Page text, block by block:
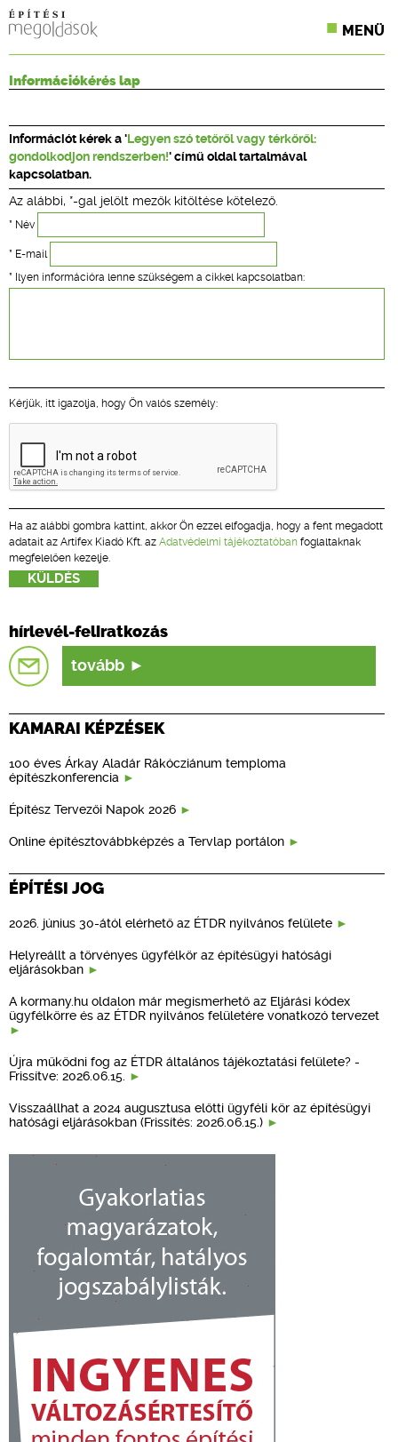
MENÜ
CPR TERMÉKKIÍRÁS
ÉPÍTÉSI JOG
TERVEZÉSI SEGÉDLETEK
Információkérés lap
Információt kérek a ' Legyen szó tetőről vagy térkőről:
gondolkodjon rendszerben!' című oldal tartalmával
kapcsolatban.
Az alábbi, *-gal jelölt mezők kitöltése kötelező.
* Név
* E-mail
* Ilyen információra lenne szükségem a cikkel kapcsolatban:
Kérjük, itt igazolja, hogy Ön valós személy:
Ha az alábbi gombra kattint, akkor Ön ezzel elfogadja, hogy a fent megadott
adatait az Artifex Kiadó Kft. az Adatvédelmi tájékoztatóban foglaltaknak
megfelelően kezelje.
hírlevél-feliratkozás
tovább
KAMARAI KÉPZÉSEK
100 éves Árkay Aladár Rákócziánum temploma
építészkonferencia
Építész Tervezői Napok 2026
Online építésztovábbképzés a Tervlap portálon
ÉPÍTÉSI JOG
2026. június 30-ától elérhető az ÉTDR nyilvános felülete
Helyreállt a törvényes ügyfélkör az építésügyi hatósági
eljárásokban
A kormany.hu oldalon már megismerhető az Eljárási kódex
ügyfélkörre és az ÉTDR nyilvános felületére vonatkozó tervezet
Újra működni fog az ÉTDR általános tájékoztatási felülete? -
Frissítve: 2026.06.15.
Visszaállhat a 2024 augusztusa előtti ügyféli kör az építésügyi
hatósági eljárásokban (Frissítés: 2026.06.15.)